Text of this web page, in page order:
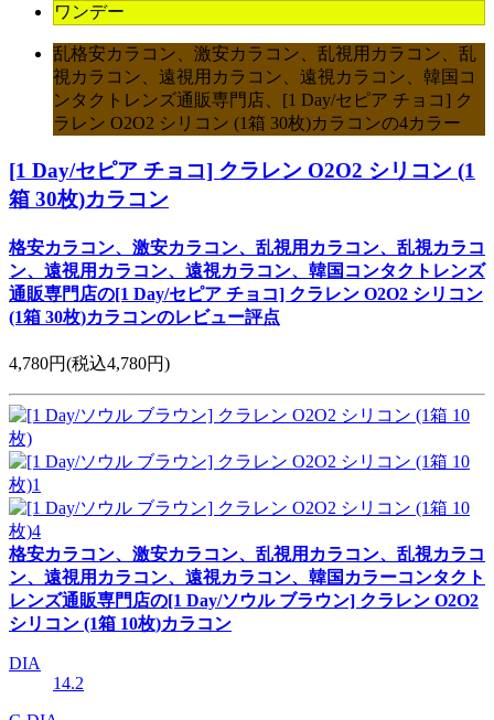
ワンデー
乱格安カラコン、激安カラコン、乱視用カラコン、乱
視カラコン、遠視用カラコン、遠視カラコン、韓国コ
ンタクトレンズ通販専門店、[1 Day/セピア チョコ] ク
ラレン O2O2 シリコン (1箱 30枚)カラコンの4カラー
[1 Day/セピア チョコ] クラレン O2O2 シリコン (1
箱 30枚)カラコン
格安カラコン、激安カラコン、乱視用カラコン、乱視カラコ
ン、遠視用カラコン、遠視カラコン、韓国コンタクトレンズ
通販専門店の[1 Day/セピア チョコ] クラレン O2O2 シリコン
(1箱 30枚)カラコンのレビュー評点
4,780円(税込4,780円)
格安カラコン、激安カラコン、乱視用カラコン、乱視カラコ
ン、遠視用カラコン、遠視カラコン、韓国カラーコンタクト
レンズ通販専門店の[1 Day/ソウル ブラウン] クラレン O2O2
シリコン (1箱 10枚)カラコン
DIA
14.2